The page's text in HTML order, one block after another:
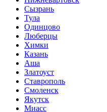
Сызрань
Тула
Одинцово
Люберцы
Химки
Казань
Аша
Златоуст
Ставрополь
Смоленск
Якутск
Миасс